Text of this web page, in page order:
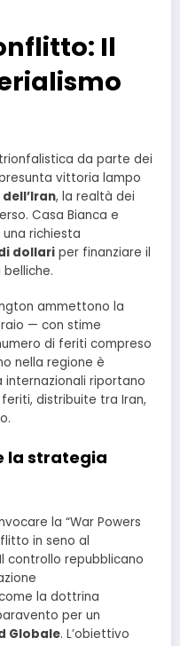
Il
da parte dei
vittoria lampo
, la realtà dei
Casa Bianca e
richiesta
dollari per finanziare il
ammettono la
— con stime
di feriti compreso
nella regione è
riportano
distribuite tra Iran,
la strategia
la “War Powers
in seno al
controllo repubblicano
la dottrina
per un
Globale. L’obiettivo